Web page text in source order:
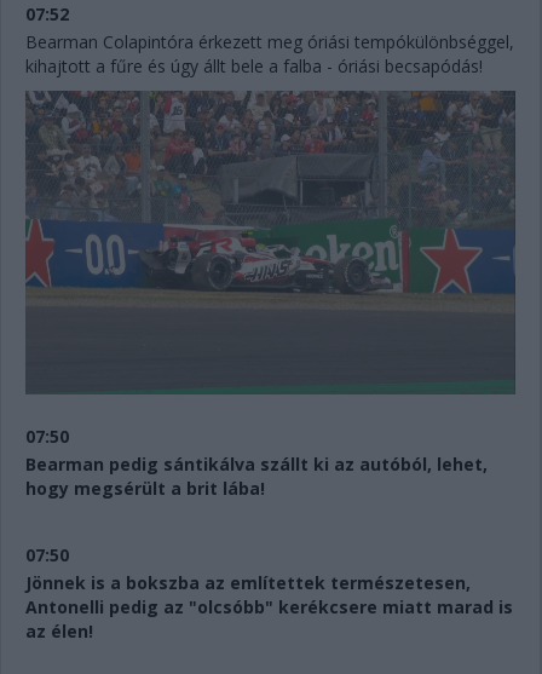
07:52
Bearman Colapintóra érkezett meg óriási tempókülönbséggel,
kihajtott a fűre és úgy állt bele a falba - óriási becsapódás!
07:50
Bearman pedig sántikálva szállt ki az autóból, lehet,
hogy megsérült a brit lába!
07:50
Jönnek is a bokszba az említettek természetesen,
Antonelli pedig az "olcsóbb" kerékcsere miatt marad is
az élen!